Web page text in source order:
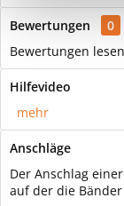
Bewertungen
0
Bewertungen
Hilfevideo
mehr
Anschläge
Der Anschlag
auf der die Bänder